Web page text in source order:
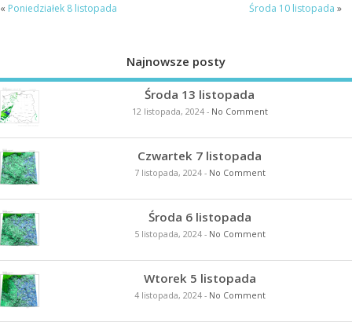
« Poniedziałek 8 listopada Środa 10 listopada »
Najnowsze posty
Środa 13 listopada
12 listopada, 2024- No Comment
Czwartek 7 listopada
7 listopada, 2024- No Comment
Środa 6 listopada
5 listopada, 2024- No Comment
Wtorek 5 listopada
4 listopada, 2024- No Comment